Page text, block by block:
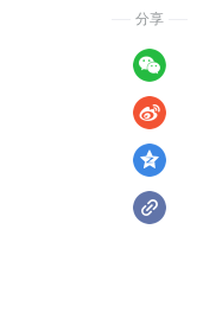
分享